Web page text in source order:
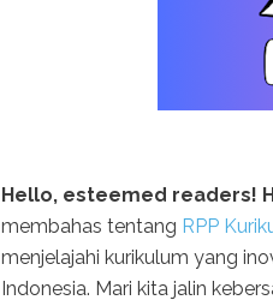
Hello, esteemed readers!
membahas tentang RPP
menjelajahi kurikulum yang
Indonesia. Mari kita jalin